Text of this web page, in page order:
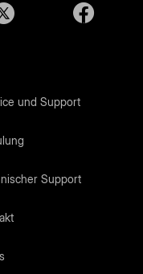
und Support
Support